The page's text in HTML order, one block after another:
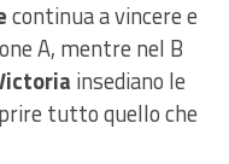
continua a vincere e
A, mentre nel B
insediano le
tutto quello che